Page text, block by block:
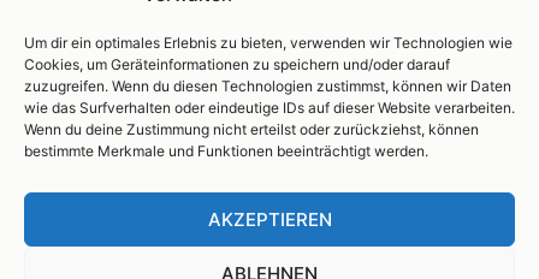
Um dir ein optimales Erlebnis zu bieten, verwenden wir Technologien wie
Cookies, um Geräteinformationen zu speichern und/oder darauf
zuzugreifen. Wenn du diesen Technologien zustimmst, können wir Daten
wie das Surfverhalten oder eindeutige IDs auf dieser Website verarbeiten.
Wenn du deine Zustimmung nicht erteilst oder zurückziehst, können
bestimmte Merkmale und Funktionen beeinträchtigt werden.
AKZEPTIEREN
ABLEHNEN
Öffnungszeiten:
Mo-Do 8:00-16:00
Fr. 8:00-14:00
Das Team